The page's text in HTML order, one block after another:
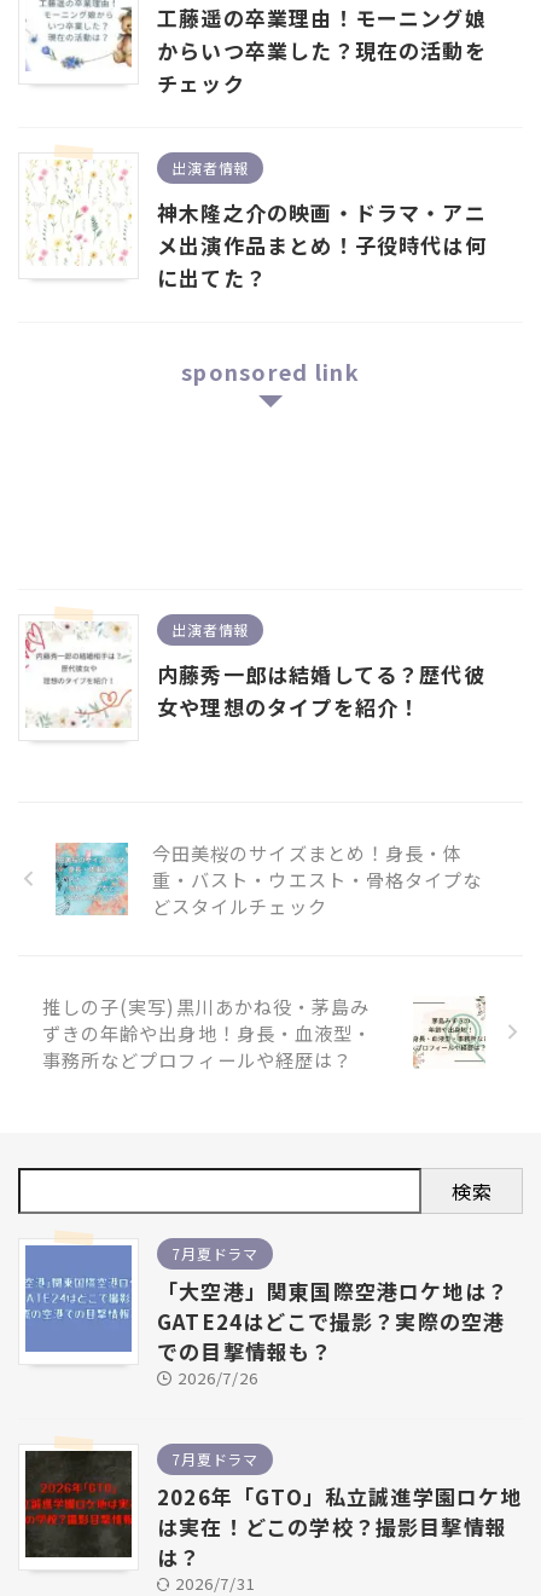
工藤遥の卒業理由！モーニング娘
からいつ卒業した？現在の活動を
チェック
出演者情報
神木隆之介の映画・ドラマ・アニ
メ出演作品まとめ！子役時代は何
に出てた？
sponsored link
出演者情報
内藤秀一郎は結婚してる？歴代彼
女や理想のタイプを紹介！
今田美桜のサイズまとめ！身長・体
重・バスト・ウエスト・骨格タイプな
どスタイルチェック
推しの子(実写)黒川あかね役・茅島み
ずきの年齢や出身地！身長・血液型・
事務所などプロフィールや経歴は？
検索
7月夏ドラマ
「大空港」関東国際空港ロケ地は？
GATE24はどこで撮影？実際の空港
での目撃情報も？
2026/7/26
7月夏ドラマ
2026年「GTO」私立誠進学園ロケ地
は実在！どこの学校？撮影目撃情報
は？
2026/7/31